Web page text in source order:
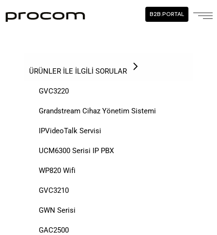
B2B.PORTAL
ÜRÜNLER İLE İLGİLİ SORULAR
GVC3220
Grandstream Cihaz Yönetim Sistemi
IPVideoTalk Servisi
UCM6300 Serisi IP PBX
WP820 Wifi
GVC3210
GWN Serisi
GAC2500